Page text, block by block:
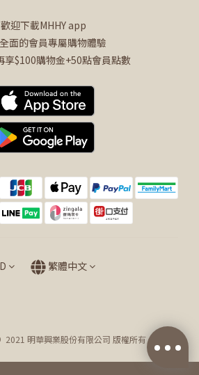
歡迎下載MHHY app
面的會員專屬購物體驗
享$100購物金+50點會員點數
繁體中文
2021 明華興業股份有限公司 版權所有